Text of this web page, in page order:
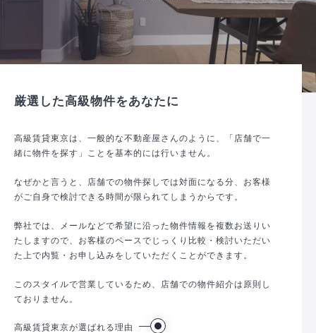
厳選した高級物件をあなたに
高級賃貸東京は、一般的な不動産屋さんのように、「店舗で一
緒に物件を探す」ことを基本的には行いません。
なぜかと言うと、店舗での物件探しでは対面になる分、お客様
がご自身で検討できる時間が限られてしまうからです。
弊社では、メールなどで希望に沿った物件情報を複数お送りい
たしますので、お客様のペースでじっくり比較・検討いただい
た上で内覧・お申し込みをしていただくことができます。
このスタイルで営業しているため、店舗での物件紹介は原則し
ておりません。
高級賃貸東京が選ばれる理由